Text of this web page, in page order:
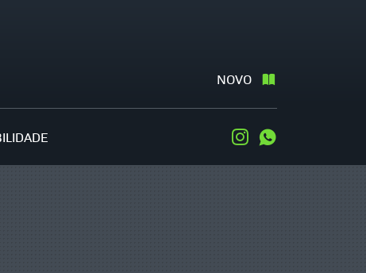
NOVO
Instagram